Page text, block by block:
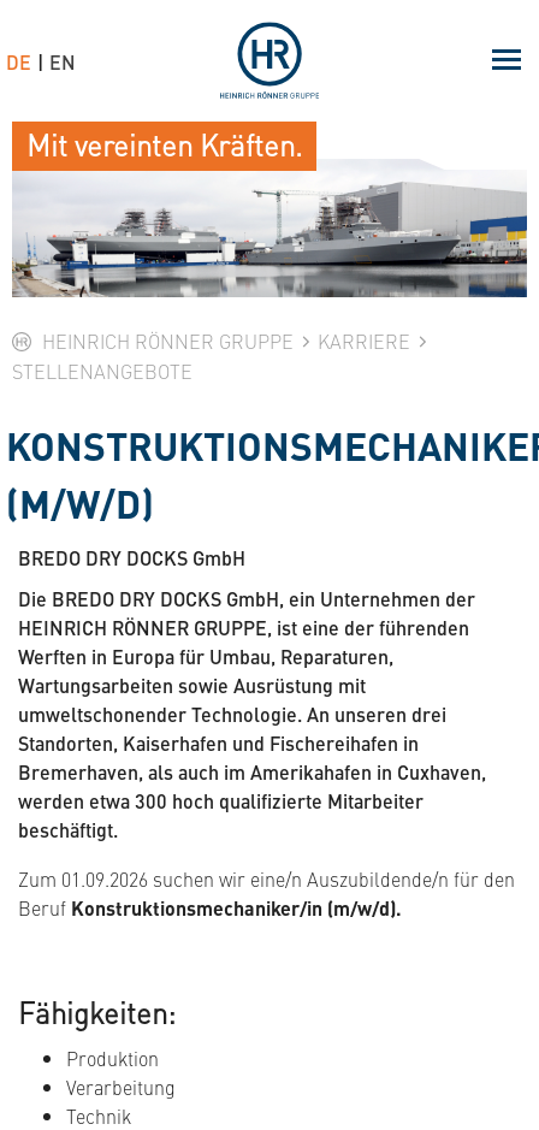
HEINRICH RÖNNER GRUPPE
KARRIERE
STELLENANGEBOTE
(M/W/D)
BREDO DRY DOCKS GmbH
Die BREDO DRY DOCKS GmbH, ein Unternehmen der
HEINRICH RÖNNER GRUPPE, ist eine der führenden
Werften in Europa für Umbau, Reparaturen,
Wartungsarbeiten sowie Ausrüstung mit
umweltschonender Technologie. An unseren drei
Standorten, Kaiserhafen und Fischereihafen in
Bremerhaven, als auch im Amerikahafen in Cuxhaven,
werden etwa 300 hoch qualifizierte Mitarbeiter
beschäftigt.
Zum 01.09.2026 suchen wir eine/n Auszubildende/n für den
Beruf Konstruktionsmechaniker/in (m/w/d).
Fähigkeiten:
Produktion
Verarbeitung
Technik
Mit vereinten Kräften.
DE EN